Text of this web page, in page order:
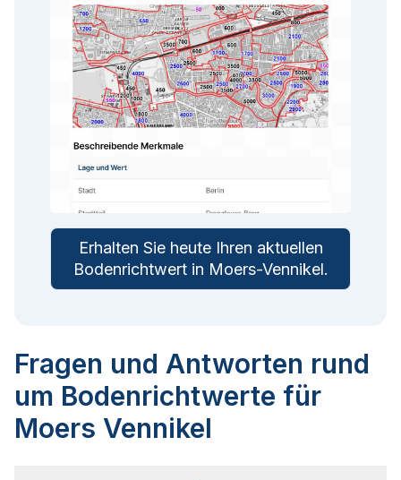
Erhalten Sie heute Ihren aktuellen
Bodenrichtwert in Moers-Vennikel.
Fragen und Antworten rund
um Bodenrichtwerte für
Moers Vennikel